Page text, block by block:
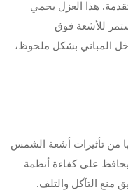
هذا العزل يحمي
للأشعة فوق
المباني بشكل ملحوظ،
من تأثيرات أشعة الشمس
يحافظ على كفاءة أنظمة
منع التآكل والتلف.